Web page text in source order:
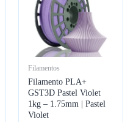
Filamentos
Filamento PLA+
GST3D Pastel Violet
1kg – 1.75mm | Pastel
Violet